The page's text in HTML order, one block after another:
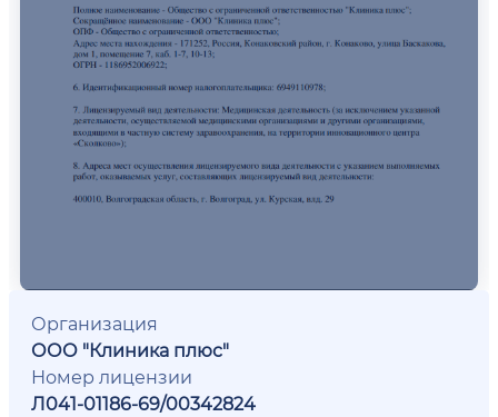
Организация
ООО "Клиника плюс"
Номер лицензии
Л041-01186-69/00342824